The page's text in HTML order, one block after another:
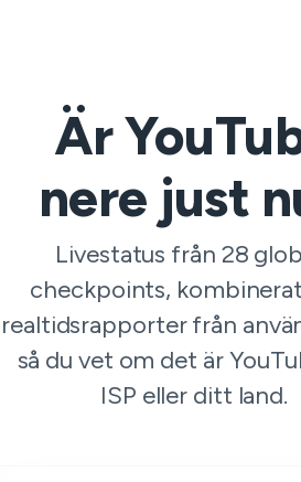
Är
nere just
Livestatus från 28
checkpoints,
realtidsrapporter från
så du vet om det är
ISP eller ditt land.